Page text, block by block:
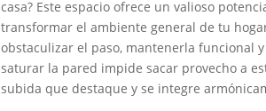
casa? Este espacio ofrece un valioso
transformar el ambiente general de tu
obstaculizar el paso, mantenerla funcional
saturar la pared impide sacar provecho a
subida que destaque y se integre